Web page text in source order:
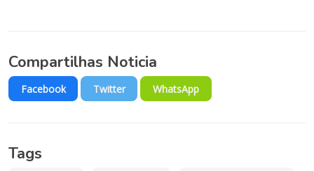
Compartilhas Noticia
Facebook Twitter WhatsApp
Tags